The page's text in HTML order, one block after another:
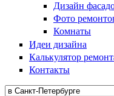
Дизайн
Фото
Комнаты
Идеи дизайна
Калькулятор
Контакты